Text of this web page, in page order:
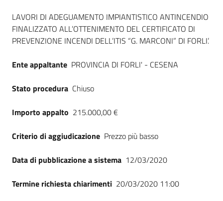
English
site
Seguici
Dati del bando
LAVORI DI ADEGUAMENTO IMPIANTISTICO ANTINCENDIO
FINALIZZATO ALL’OTTENIMENTO DEL CERTIFICATO DI
PREVENZIONE INCENDI DELL’ITIS “G. MARCONI” DI FORLI’.
Ente appaltante PROVINCIA DI FORLI' - CESENA
Stato procedura Chiuso
Importo appalto 215.000,00 €
Criterio di aggiudicazione Prezzo più basso
Data di pubblicazione a sistema 12/03/2020
Termine richiesta chiarimenti 20/03/2020 11:00